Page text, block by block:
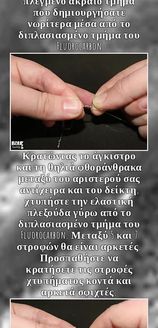
που δημιουργήσατε
νωρίτερα μέσα από το
διπλασιασμένο τμήμα του
Fluorocarbon
Κρατώντας το άγκιστρο
και τη θηλιά φθοράνθρακα
μεταξύ του αριστερού σας
αντίχειρα και του δείκτη,
χτυπήστε την ελαστική
πλεξούδα γύρω από το
διπλασιασμένο τμήμα του
Fluorocarbon. Μεταξύ 5 και 7
στροφών θα είναι αρκετές.
Προσπαθήστε να
κρατήσετε τις στροφές
χτυπήματος κοντά και
αρκετά σφιχτές.